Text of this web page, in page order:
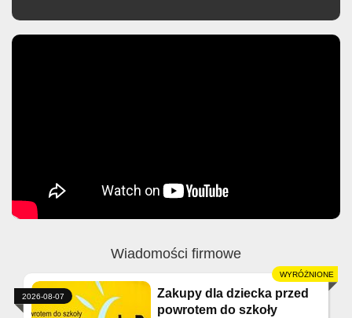
Wiadomości firmowe
Zakupy dla dziecka przed
powrotem do szkoły
2026-08-07